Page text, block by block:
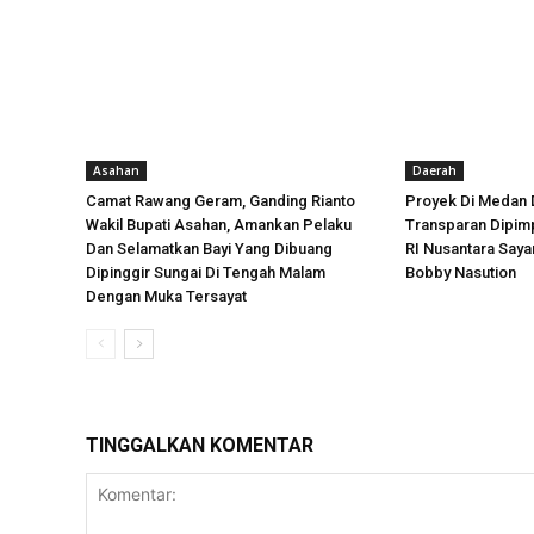
Asahan
Camat Rawang Geram, Ganding Rianto
Wakil Bupati Asahan, Amankan Pelaku
Dan Selamatkan Bayi Yang Dibuang
Dipinggir Sungai Di Tengah Malam
Dengan Muka Tersayat
Daerah
Proyek Di Medan
Transparan
RI Nusantara
Bobby Nasution
TINGGALKAN KOMENTAR